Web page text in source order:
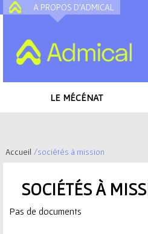
A PROPOS D'ADMICAL
LE MÉCÉNAT
Accueil /sociétés à mission
SOCIÉTÉS À
Pas de documents